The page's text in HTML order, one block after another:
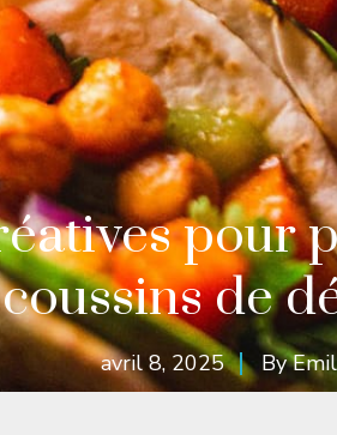
pour
de
avril 8, 2025 By